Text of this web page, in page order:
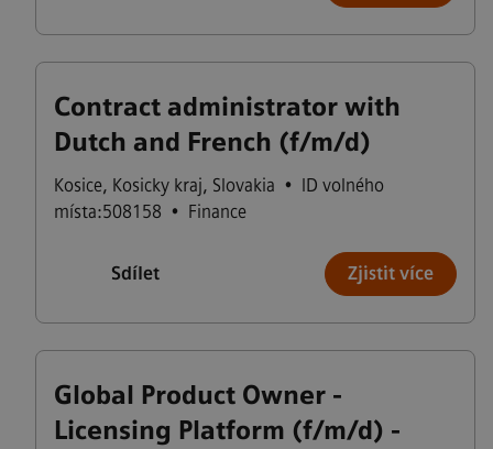
Contract administrator with
Dutch and French (f/m/d)
Kosice, Kosicky kraj, Slovakia • ID volného
místa:508158 • Finance
Sdílet Zjistit více
Global Product Owner -
Licensing Platform (f/m/d) -